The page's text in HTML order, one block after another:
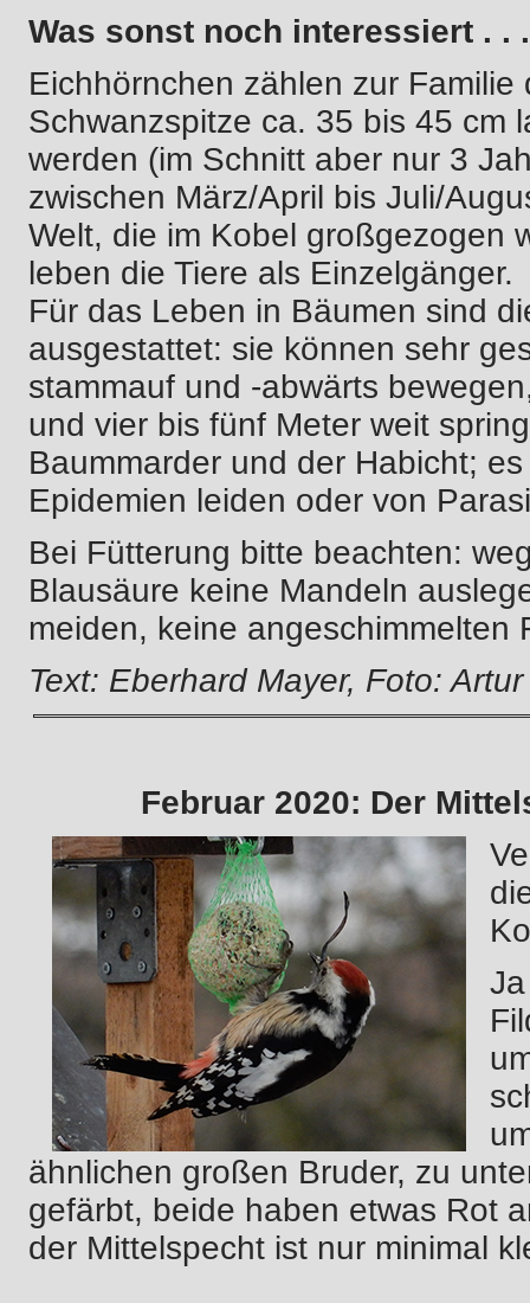
Was sonst noch interessiert . . .
Eichhörnchen zählen zur
Schwanzspitze ca. 35 bis 45 cm
werden (im Schnitt aber nur 3
zwischen März/April bis Juli/
Welt, die im Kobel großgezogen
leben die Tiere als Einzelgänger.
Für das Leben in Bäumen sind
ausgestattet: sie können sehr
stammauf und -abwärts
und vier bis fünf Meter weit
Baummarder und der Habicht;
Epidemien leiden oder von
Bei Fütterung bitte beachten:
Blausäure keine Mandeln
meiden, keine angeschimmelten
Text: Eberhard Mayer, Foto:
Februar 2020: Der
ähnlichen großen Bruder, zu
gefärbt, beide haben etwas Rot
der Mittelspecht ist nur minimal